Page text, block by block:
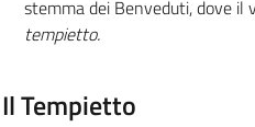
stemma dei Benveduti, dove il
tempietto.
Il Tempietto